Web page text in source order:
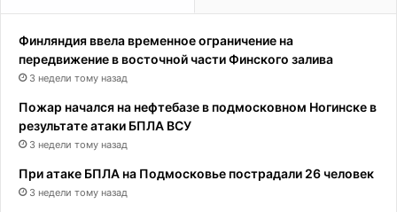
Финляндия ввела временное ограничение на
передвижение в восточной части Финского залива
3 недели тому назад
Пожар начался на нефтебазе в подмосковном Ногинске в
результате атаки БПЛА ВСУ
3 недели тому назад
При атаке БПЛА на Подмосковье пострадали 26 человек
3 недели тому назад